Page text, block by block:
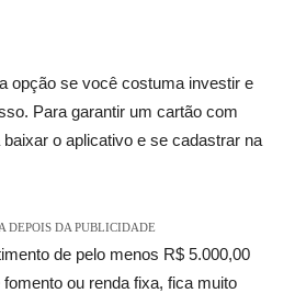
opção se você costuma investir e
Para garantir um cartão com
o aplicativo e se cadastrar na
DEPOIS DA PUBLICIDADE
de pelo menos R$ 5.000,00
ou renda fixa, fica muito